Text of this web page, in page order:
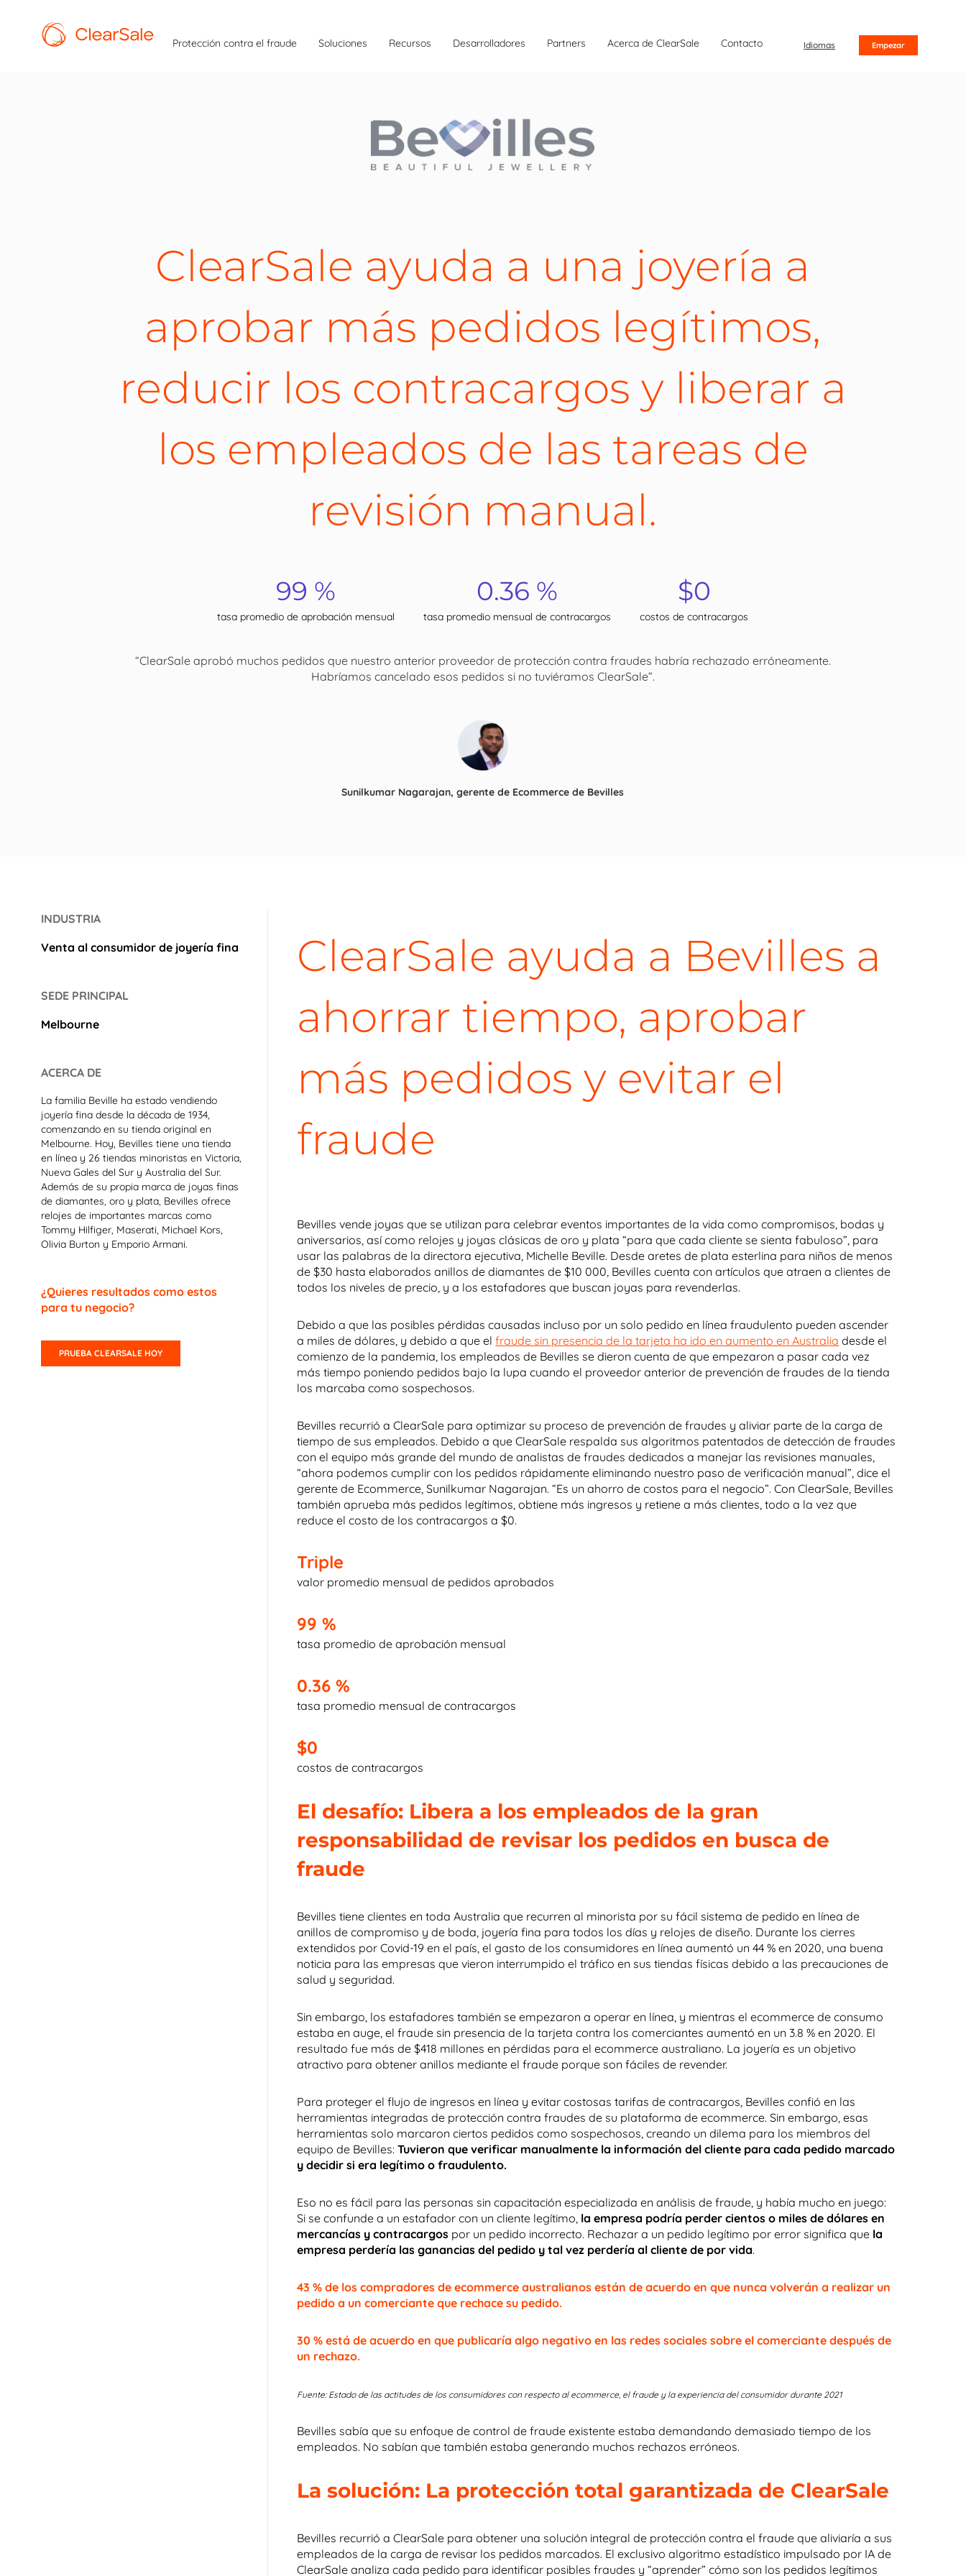
Protección contra el fraude Soluciones Recursos Desarrolladores Partners Acerca de ClearSale Contacto Idiomas Empezar
ClearSale ayuda a una joyería a
aprobar más pedidos legítimos,
reducir los contracargos y liberar a
los empleados de las tareas de
revisión manual.
99 %
tasa promedio de aprobación mensual
0.36 %
tasa promedio mensual de contracargos
$0
costos de contracargos
“ClearSale aprobó muchos pedidos que nuestro anterior proveedor de protección contra fraudes habría rechazado erróneamente.
Habríamos cancelado esos pedidos si no tuviéramos ClearSale”.
Sunilkumar Nagarajan, gerente de Ecommerce de Bevilles
INDUSTRIA
Venta al consumidor de joyería fina
SEDE PRINCIPAL
Melbourne
ACERCA DE
La familia Beville ha estado vendiendo
joyería fina desde la década de 1934,
comenzando en su tienda original en
Melbourne. Hoy, Bevilles tiene una tienda
en línea y 26 tiendas minoristas en Victoria,
Nueva Gales del Sur y Australia del Sur.
Además de su propia marca de joyas finas
de diamantes, oro y plata, Bevilles ofrece
relojes de importantes marcas como
Tommy Hilfiger, Maserati, Michael Kors,
Olivia Burton y Emporio Armani.
¿Quieres resultados como estos
para tu negocio?
PRUEBA CLEARSALE HOY
ClearSale ayuda a Bevilles a
ahorrar tiempo, aprobar
más pedidos y evitar el
fraude
Bevilles vende joyas que se utilizan para celebrar eventos importantes de la vida como compromisos, bodas y
aniversarios, así como relojes y joyas clásicas de oro y plata “para que cada cliente se sienta fabuloso”, para
usar las palabras de la directora ejecutiva, Michelle Beville. Desde aretes de plata esterlina para niños de menos
de $30 hasta elaborados anillos de diamantes de $10 000, Bevilles cuenta con artículos que atraen a clientes de
todos los niveles de precio, y a los estafadores que buscan joyas para revenderlas.
Debido a que las posibles pérdidas causadas incluso por un solo pedido en línea fraudulento pueden ascender
a miles de dólares, y debido a que elfraude sin presencia de la tarjeta ha ido en aumento en Australia desde el
comienzo de la pandemia, los empleados de Bevilles se dieron cuenta de que empezaron a pasar cada vez
más tiempo poniendo pedidos bajo la lupa cuando el proveedor anterior de prevención de fraudes de la tienda
los marcaba como sospechosos.
Bevilles recurrió a ClearSale para optimizar su proceso de prevención de fraudes y aliviar parte de la carga de
tiempo de sus empleados. Debido a que ClearSale respalda sus algoritmos patentados de detección de fraudes
con el equipo más grande del mundo de analistas de fraudes dedicados a manejar las revisiones manuales,
“ahora podemos cumplir con los pedidos rápidamente eliminando nuestro paso de verificación manual”, dice el
gerente de Ecommerce, Sunilkumar Nagarajan. “Es un ahorro de costos para el negocio”. Con ClearSale, Bevilles
también aprueba más pedidos legítimos, obtiene más ingresos y retiene a más clientes, todo a la vez que
reduce el costo de los contracargos a $0.
Triple
valor promedio mensual de pedidos aprobados
99 %
tasa promedio de aprobación mensual
0.36 %
tasa promedio mensual de contracargos
$0
costos de contracargos
El desafío: Libera a los empleados de la gran
responsabilidad de revisar los pedidos en busca de
fraude
Bevilles tiene clientes en toda Australia que recurren al minorista por su fácil sistema de pedido en línea de
anillos de compromiso y de boda, joyería fina para todos los días y relojes de diseño. Durante los cierres
extendidos por Covid-19 en el país, el gasto de los consumidores en línea aumentó un 44 % en 2020, una buena
noticia para las empresas que vieron interrumpido el tráfico en sus tiendas físicas debido a las precauciones de
salud y seguridad.
Sin embargo, los estafadores también se empezaron a operar en línea, y mientras el ecommerce de consumo
estaba en auge, el fraude sin presencia de la tarjeta contra los comerciantes aumentó en un 3.8 % en 2020. El
resultado fue más de $418 millones en pérdidas para el ecommerce australiano. La joyería es un objetivo
atractivo para obtener anillos mediante el fraude porque son fáciles de revender.
Para proteger el flujo de ingresos en línea y evitar costosas tarifas de contracargos, Bevilles confió en las
herramientas integradas de protección contra fraudes de su plataforma de ecommerce. Sin embargo, esas
herramientas solo marcaron ciertos pedidos como sospechosos, creando un dilema para los miembros del
equipo de Bevilles:Tuvieron que verificar manualmente la información del cliente para cada pedido marcado
y decidir si era legítimo o fraudulento.
Eso no es fácil para las personas sin capacitación especializada en análisis de fraude, y había mucho en juego:
Si se confunde a un estafador con un cliente legítimo, la empresa podría perder cientos o miles de dólares en
mercancías y contracargos por un pedido incorrecto. Rechazar a un pedido legítimo por error significa que la
empresa perdería las ganancias del pedido y tal vez perdería al cliente de por vida.
43 % de los compradores de ecommerce australianos están de acuerdo en que nunca volverán a realizar un
pedido a un comerciante que rechace su pedido.
30 % está de acuerdo en que publicaría algo negativo en las redes sociales sobre el comerciante después de
un rechazo.
Fuente: Estado de las actitudes de los consumidores con respecto al ecommerce, el fraude y la experiencia del consumidor durante 2021
Bevilles sabía que su enfoque de control de fraude existente estaba demandando demasiado tiempo de los
empleados. No sabían que también estaba generando muchos rechazos erróneos.
La solución: La protección total garantizada de ClearSale
Bevilles recurrió a ClearSale para obtener una solución integral de protección contra el fraude que aliviaría a sus
empleados de la carga de revisar los pedidos marcados. El exclusivo algoritmo estadístico impulsado por IA de
ClearSale analiza cada pedido para identificar posibles fraudes y “aprender” cómo son los pedidos legítimos